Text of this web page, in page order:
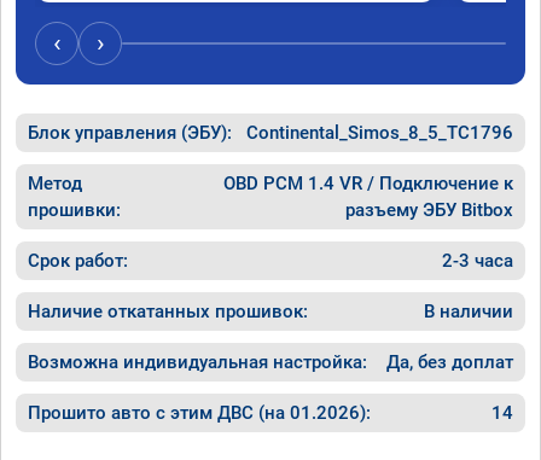
случае поломки авто.Однозначно
рекомендую Алексея как грамотного
специалиста!
‹ ›
Блок управления (ЭБУ): Continental_Simos_8_5_TC1796
Метод
прошивки:
OBD PCM 1.4 VR / Подключение к
разъему ЭБУ Bitbox
Срок работ: 2-3 часа
Наличие откатанных прошивок: В наличии
Возможна индивидуальная настройка: Да, без доплат
Прошито авто с этим ДВС (на 01.2026): 14